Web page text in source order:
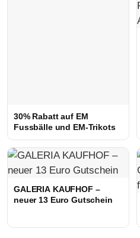
30% Rabatt auf EM
Fussbälle und EM-Trikots
GALERIA KAUFHOF –
neuer 13 Euro Gutschein